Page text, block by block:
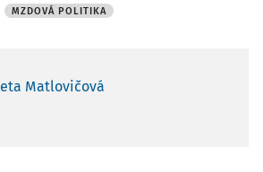
MZDOVÁ POLITIKA
Matlovičová